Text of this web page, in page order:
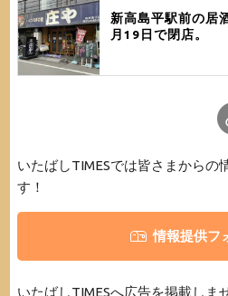
新高島平駅前の居
月19日で閉店。
いたばしTIMESでは皆さまからの
す！
情報提供フ
いたばしTIMESへ広告を掲載しま